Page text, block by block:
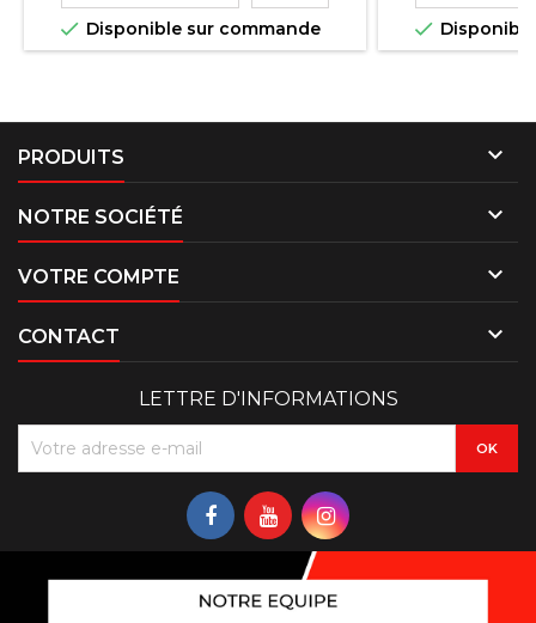
 Disponible sur commande 
PRODUITS 
NOTRE SOCIÉTÉ 
VOTRE COMPTE 
CONTACT 
LETTRE D'INFORMATIONS